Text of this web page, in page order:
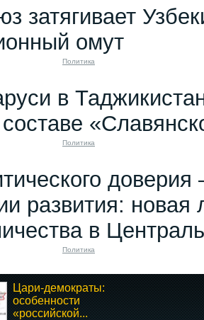
затягивает
омут
Политика
в
Политика
развития: новая
в
Политика
Цари-демократы:
особенности
«российской...